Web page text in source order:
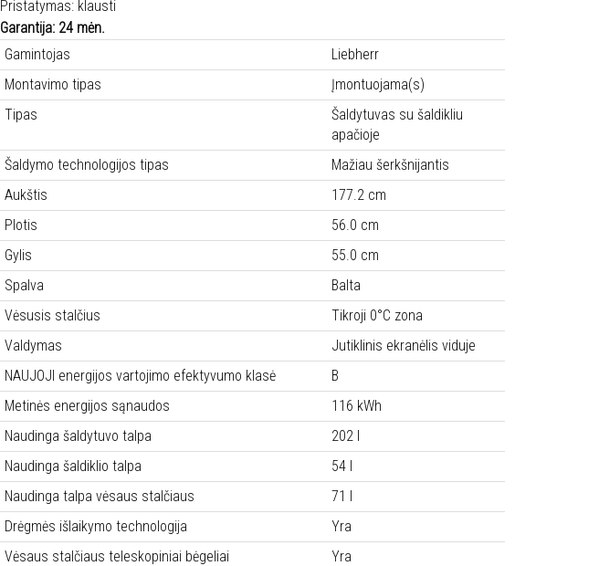
Pristatymas: klausti
Garantija: 24 mėn.
Gamintojas
Liebherr
Montavimo tipas
Įmontuojama(s)
Tipas
Šaldytuvas su šaldikliu
apačioje
Šaldymo technologijos tipas
Mažiau šerkšnijantis
Aukštis
177.2 cm
Plotis
56.0 cm
Gylis
55.0 cm
Spalva
Balta
Vėsusis stalčius
Tikroji 0°C zona
Valdymas
Jutiklinis ekranėlis viduje
NAUJOJI energijos vartojimo efektyvumo klasė
B
Metinės energijos sąnaudos
116 kWh
Naudinga šaldytuvo talpa
202 l
Naudinga šaldiklio talpa
54 l
Naudinga talpa vėsaus stalčiaus
71 l
Drėgmės išlaikymo technologija
Yra
Vėsaus stalčiaus teleskopiniai bėgeliai
Yra